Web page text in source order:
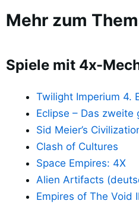
Mehr zum
Spiele mit 4x-
Twilight Imperium 4.
Eclipse – Das
Sid Meier’s
Clash of Cultures
Space Empires: 4X
Alien Artifacts
Empires of The Void II